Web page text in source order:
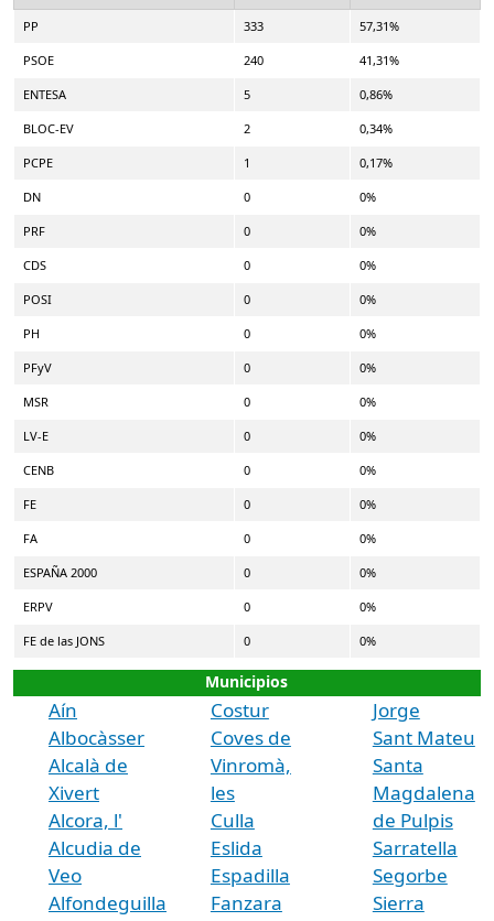
PP 333 57,31%
PSOE 240 41,31%
ENTESA 5 0,86%
BLOC-EV 2 0,34%
PCPE 1 0,17%
DN 0 0%
PRF 0 0%
CDS 0 0%
POSI 0 0%
PH 0 0%
PFyV 0 0%
MSR 0 0%
LV-E 0 0%
CENB 0 0%
FE 0 0%
FA 0 0%
ESPAÑA 2000 0 0%
ERPV 0 0%
FE de las JONS 0 0%
Municipios
Aín
Albocàsser
Alcalà de
Xivert
Alcora, l'
Alcudia de
Veo
Alfondeguilla
Costur
Coves de
Vinromà,
les
Culla
Eslida
Espadilla
Fanzara
Jorge
Sant Mateu
Santa
Magdalena
de Pulpis
Sarratella
Segorbe
Sierra